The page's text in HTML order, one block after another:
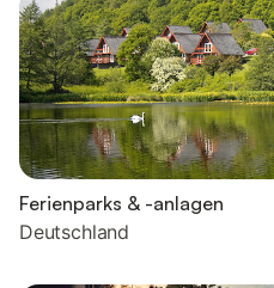
Ferienparks & -anlagen
Deutschland